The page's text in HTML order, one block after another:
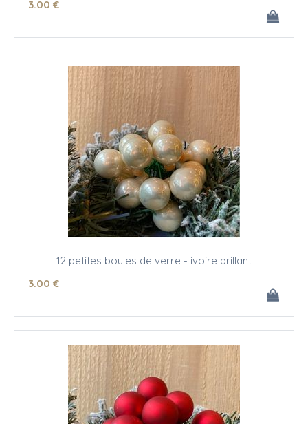
3.00 €
12 petites boules de verre - ivoire brillant
3.00 €